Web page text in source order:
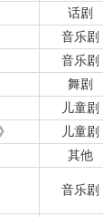
话剧
音乐剧
音乐剧
舞剧
儿童剧
儿童剧
其他
音乐剧